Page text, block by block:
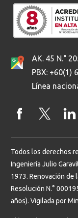
AK. 45 N.°
PBX: +60(1)
Línea
Todos los derechos
Ingeniería Julio
1973. Renovación de
Resolución N.°
años). Vigilada por